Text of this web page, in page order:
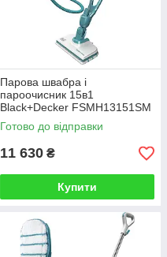
Парова швабра і
пароочисник 15в1
Black+Decker FSMH13151SM
Готово до відправки
11 630 ₴
Купити